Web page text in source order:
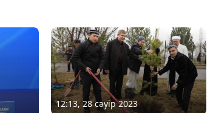
12:13, 28 сәуір 2023